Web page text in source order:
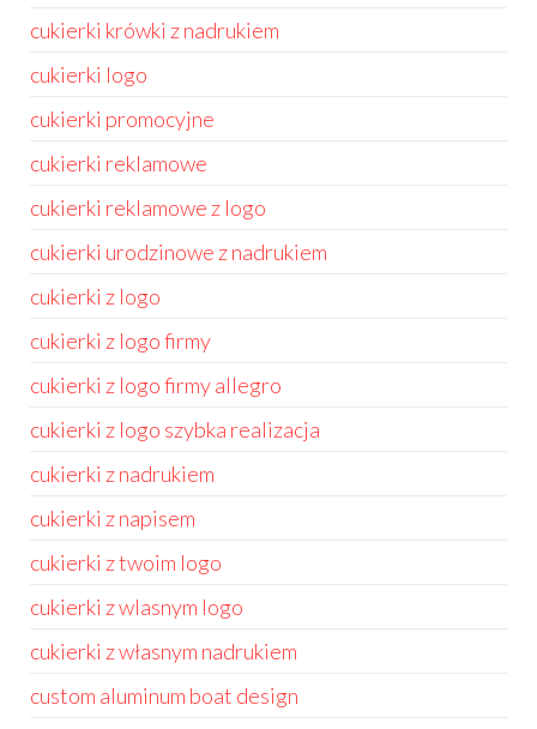
cukierki krówki z nadrukiem
cukierki logo
cukierki promocyjne
cukierki reklamowe
cukierki reklamowe z logo
cukierki urodzinowe z nadrukiem
cukierki z logo
cukierki z logo firmy
cukierki z logo firmy allegro
cukierki z logo szybka realizacja
cukierki z nadrukiem
cukierki z napisem
cukierki z twoim logo
cukierki z wlasnym logo
cukierki z własnym nadrukiem
custom aluminum boat design